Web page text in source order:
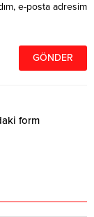
e-posta adresim
form